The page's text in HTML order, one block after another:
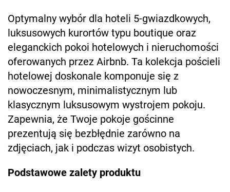
Optymalny wybór dla hoteli 5-gwiazdkowych,
luksusowych kurortów typu boutique oraz
eleganckich pokoi hotelowych i nieruchomości
oferowanych przez Airbnb. Ta kolekcja pościeli
hotelowej doskonale komponuje się z
nowoczesnym, minimalistycznym lub
klasycznym luksusowym wystrojem pokoju.
Zapewnia, że Twoje pokoje gościnne
prezentują się bezbłędnie zarówno na
zdjęciach, jak i podczas wizyt osobistych.
Podstawowe zalety produktu